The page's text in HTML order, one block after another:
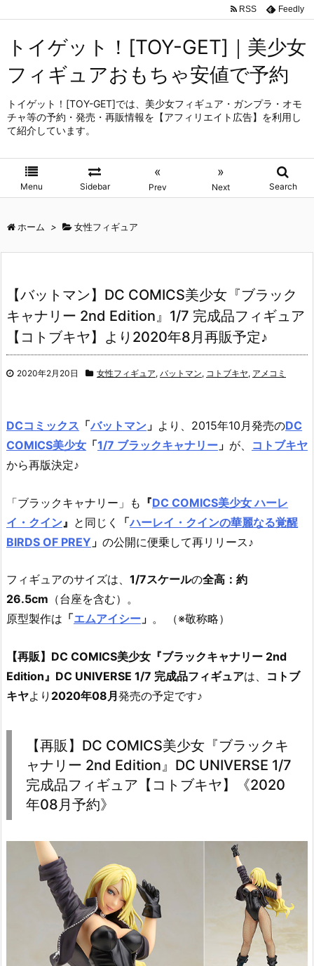
トイゲット！[TOY-GET]｜美少女
フィギュアおもちゃ安値で予約
トイゲット！[TOY-GET]では、美少女フィギュア・ガンプラ・オモ
チャ等の予約・発売・再販情報を【アフィリエイト広告】を利用し
て紹介しています。
Menu Sidebar
«
Prev
»
Next Search
RSS Feedly
ホーム > 女性フィギュア
【バットマン】DC COMICS美少女『ブラック
キャナリー 2nd Edition』1/7 完成品フィギュア
【コトブキヤ】より2020年8月再販予定♪
2020年2月20日 女性フィギュア, バットマン, コトブキヤ, アメコミ
DCコミックス 「バットマン 」 より、2015年10月発売のDC
COMICS美少女 「1/7 ブラックキャナリー 」 が、 コトブキヤ
から再版決定♪
「ブラックキャナリー」も 『DC COMICS美少女 ハーレ
イ・クイン 』 と同じく 「ハーレイ・クインの華麗なる覚醒
BIRDS OF PREY 」 の公開に便乗して再リリース♪
フィギュアのサイズは、 1/7スケールの全高：約
26.5cm （台座を含む）。
原型製作は 「エムアイシー 」 。 （※敬称略）
【再販】DC COMICS美少女『ブラックキャナリー 2nd
Edition』DC UNIVERSE 1/7 完成品フィギュアは、 コトブ
キヤより 2020年08月発売の予定です♪
【再販】DC COMICS美少女『ブラックキ
ャナリー 2nd Edition』DC UNIVERSE 1/7
完成品フィギュア【コトブキヤ】《2020
年08月予約》